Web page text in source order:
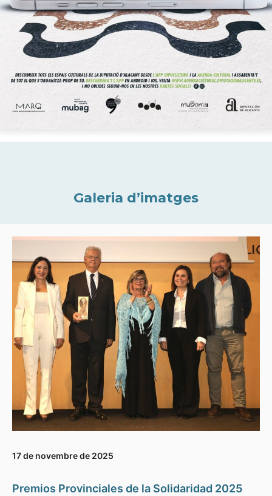
Galeria d’imatges
17 de novembre de 2025
Premios Provinciales de la Solidaridad 2025